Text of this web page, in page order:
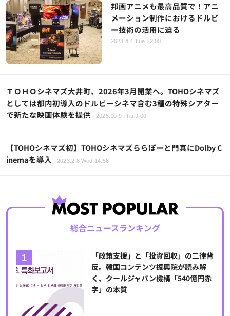
邦画アニメも最高品質で！アニ
メーション制作におけるドルビ
ー技術の活用に迫る
2023.4.4 Tue 12:00
ＴＯＨＯシネマズ大井町、2026年3月開業へ。TOHOシネマズ
としては都内初導入のドルビーシネマ含む3種の特殊シアター
で新たな映画体験を提供
2025.10.9 Thu 9:00
【TOHOシネマズ初】TOHOシネマズららぽーと門真にDolby C
inemaを導入
2023.2.8 Wed 14:56
総合ニュースランキング
「政策支援」と「投資回収」の二律背
反。韓国コンテンツ振興院が読み解
く、クールジャパン機構「540億円赤
字」の本質